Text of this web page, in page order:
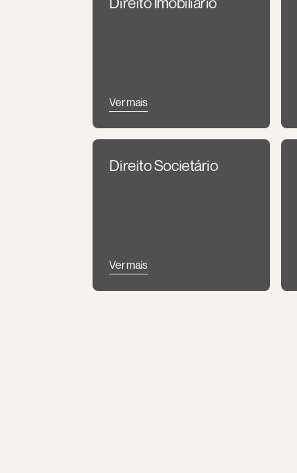
Ver mais
Direito Societário
Ver mais